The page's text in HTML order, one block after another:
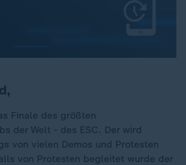
Finale des größten
der Welt - des ESC. Der wird
von vielen Demos und Protesten
von Protesten begleitet wurde der